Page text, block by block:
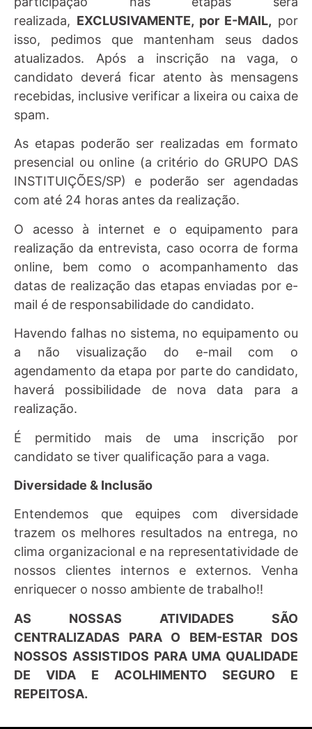
realizada, EXCLUSIVAMENTE, por E-MAIL, por
isso, pedimos que mantenham seus dados
atualizados. Após a inscrição na vaga, o
candidato deverá ficar atento às mensagens
recebidas, inclusive verificar a lixeira ou caixa de
spam.
As etapas poderão ser realizadas em formato
presencial ou online (a critério do GRUPO DAS
INSTITUIÇÕES/SP) e poderão ser agendadas
com até 24 horas antes da realização.
O acesso à internet e o equipamento para
realização da entrevista, caso ocorra de forma
online, bem como o acompanhamento das
datas de realização das etapas enviadas por e-
mail é de responsabilidade do candidato.
Havendo falhas no sistema, no equipamento ou
a não visualização do e-mail com o
agendamento da etapa por parte do candidato,
haverá possibilidade de nova data para a
realização.
É permitido mais de uma inscrição por
candidato se tiver qualificação para a vaga.
Diversidade & Inclusão
Entendemos que equipes com diversidade
trazem os melhores resultados na entrega, no
clima organizacional e na representatividade de
nossos clientes internos e externos. Venha
enriquecer o nosso ambiente de trabalho!!
AS NOSSAS ATIVIDADES SÃO
CENTRALIZADAS PARA O BEM-ESTAR DOS
NOSSOS ASSISTIDOS PARA UMA QUALIDADE
DE VIDA E ACOLHIMENTO SEGURO E
REPEITOSA.